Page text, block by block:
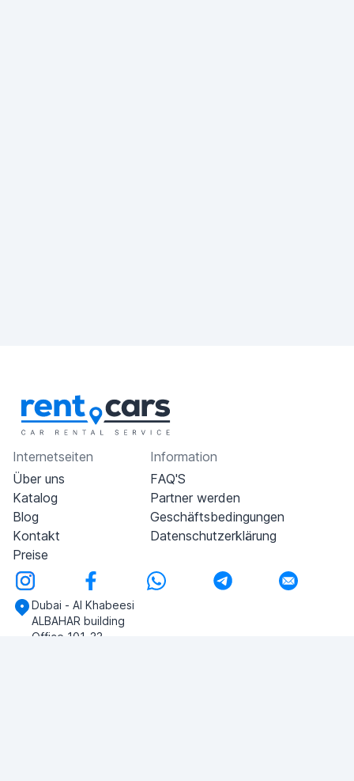
Internetseiten
Über uns
Katalog
Blog
Kontakt
Preise
Information
FAQ'S
Partner werden
Geschäftsbedingungen
Datenschutzerklärung
Dubai - Al Khabeesi
ALBAHAR building
Office 101-33